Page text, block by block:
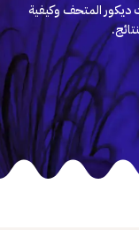
المتحف وكيفية